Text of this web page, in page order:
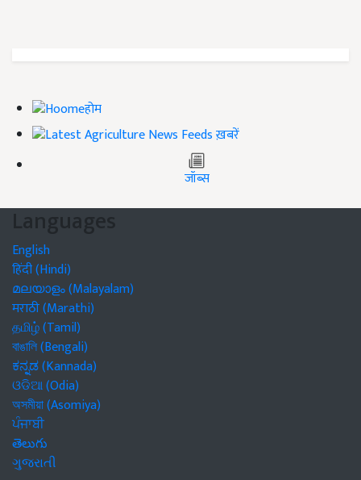
होम
ख़बरें
जॉब्स
Languages
English
हिंदी (Hindi)
മലയാളം (Malayalam)
मराठी (Marathi)
தமிழ் (Tamil)
বাঙালি (Bengali)
ಕನ್ನಡ (Kannada)
ଓଡିଆ (Odia)
অসমীয়া (Asomiya)
ਪੰਜਾਬੀ
తెలుగు
ગુજરાતી